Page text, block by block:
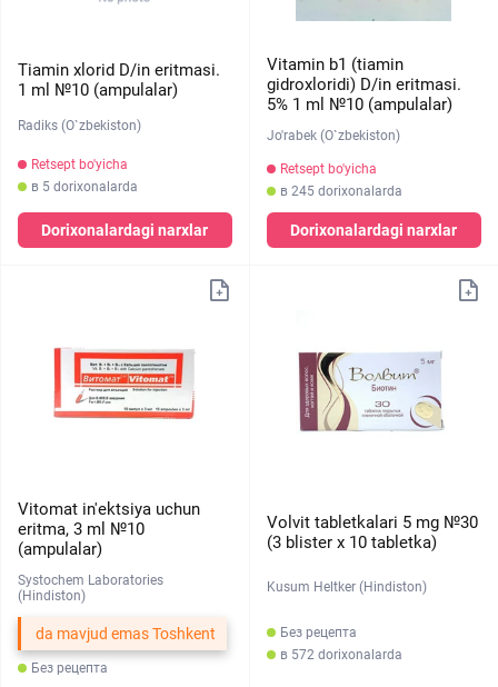
Tiamin xlorid D/in eritmasi.
1 ml №10 (ampulalar)
Radiks (O`zbekiston)
Retsept bo'yicha
в 5 dorixonalarda
Dorixonalardagi narxlar
Vitamin b1 (tiamin
gidroxloridi) D/in eritmasi.
5% 1 ml №10 (ampulalar)
Jo'rabek (O`zbekiston)
Retsept bo'yicha
в 245 dorixonalarda
Dorixonalardagi narxlar
Vitomat in'ektsiya uchun
eritma, 3 ml №10
(ampulalar)
Systochem Laboratories
(Hindiston)
da mavjud emas Toshkent
Без рецепта
Volvit tabletkalari 5 mg №30
(3 blister х 10 tabletka)
Kusum Heltker (Hindiston)
Без рецепта
в 572 dorixonalarda